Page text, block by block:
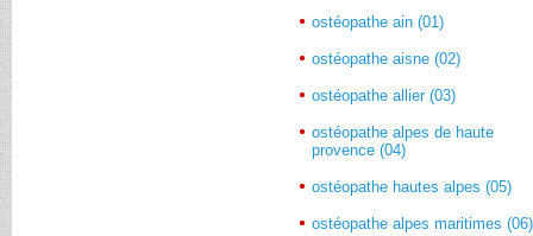
ostéopathe ain (01)
ostéopathe aisne (02)
ostéopathe allier (03)
ostéopathe alpes de haute
provence (04)
ostéopathe hautes alpes (05)
ostéopathe alpes maritimes (06)